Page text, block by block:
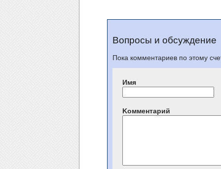
Вопросы и обсуждение
Пока комментариев по этому
Имя
Kомментарий